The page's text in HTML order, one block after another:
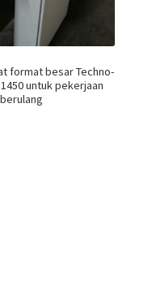
format besar Techno-
untuk pekerjaan
berulang